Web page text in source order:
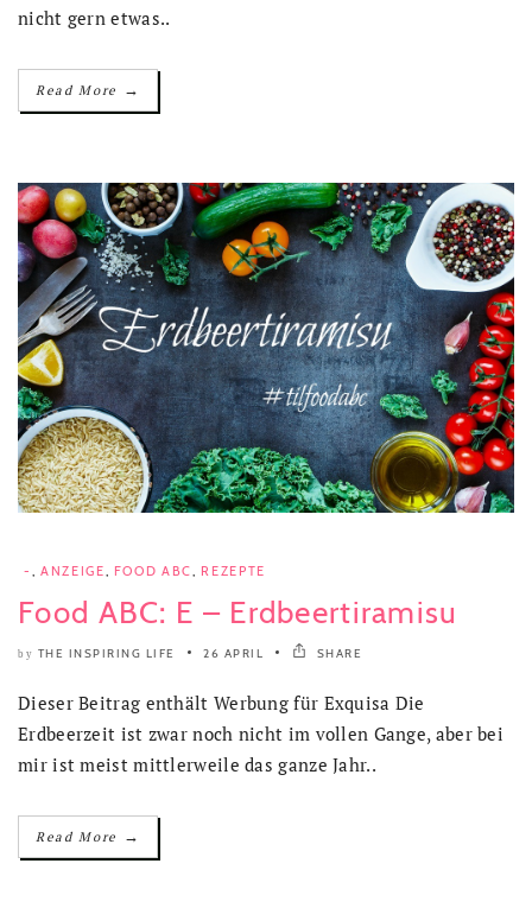
nicht gern etwas..
Read More →
- , ANZEIGE, FOOD ABC, REZEPTE
Food ABC: E – Erdbeertiramisu
by THE INSPIRING LIFE 26 APRIL SHARE
Dieser Beitrag enthält Werbung für Exquisa Die
Erdbeerzeit ist zwar noch nicht im vollen Gange, aber bei
mir ist meist mittlerweile das ganze Jahr..
Read More →